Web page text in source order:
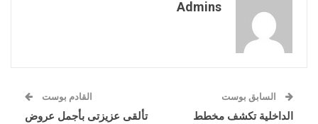
Admins
السابق بوست
الداخلية تكشف مخطط
القادم بوست
تألقى عزيزتى بأجمل عروض